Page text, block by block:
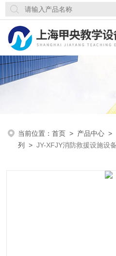
当前位置：首页 > 产品中心
列
>JY-XFJY消防救援设施设备